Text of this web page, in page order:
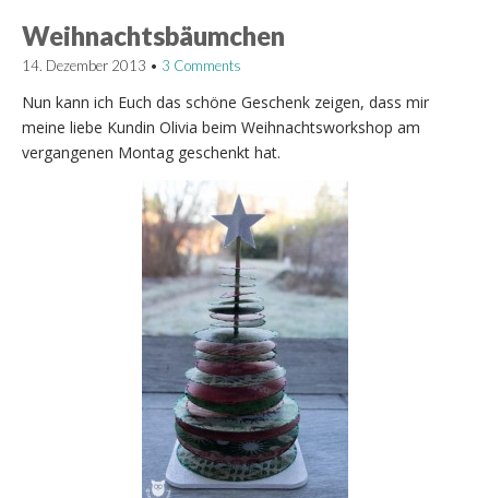
Weihnachtsbäumchen
14. Dezember 2013 • 3 Comments
Nun kann ich Euch das schöne Geschenk zeigen, dass mir
meine liebe Kundin Olivia beim Weihnachtsworkshop am
vergangenen Montag geschenkt hat.